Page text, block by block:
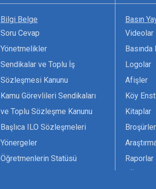
Bilgi Belge
Soru Cevap
Yönetmelikler
Sendikalar ve Toplu İş
Sözleşmesi Kanunu
Kamu Görevlileri Sendikaları
ve Toplu Sözleşme Kanunu
Başlıca ILO Sözleşmeleri
Yönergeler
Öğretmenlerin Statüsü
Basın
Videolar
Logolar
Afişler
Köy
Kitaplar
Broşürler
Raporlar